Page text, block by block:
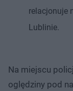
relacjonuje
Lublinie.
Na miejscu
oględziny pod